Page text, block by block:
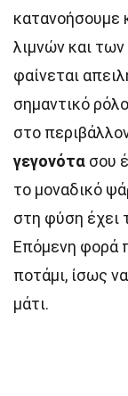
κατανοήσουμε
λιμνών και
φαίνεται
σημαντικό
στο
γεγονότα σου
το μοναδικό
στη φύση έχει
Επόμενη φορά
ποτάμι, ίσως
μάτι.